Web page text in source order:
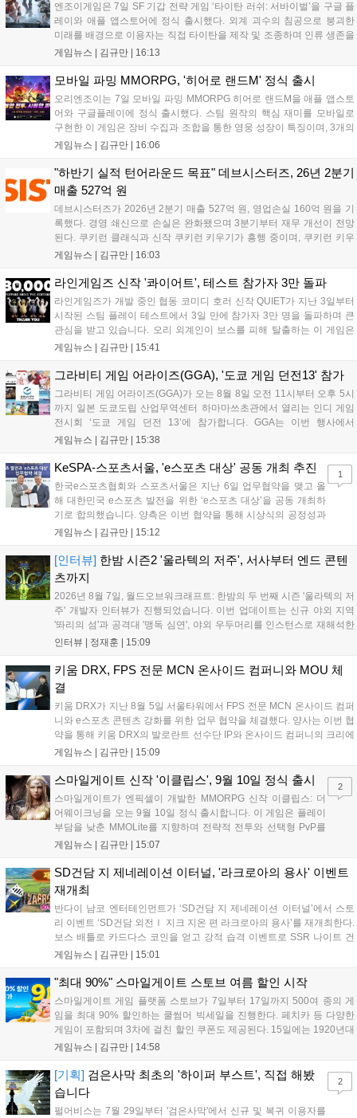
엔조이게임은 7일 SF 기갑 전략 게임 ‘타이탄 러쉬: 서바이벌’을 구글 플
레이와 애플 앱스토어에 정식 출시했다. 외계 괴수의 침공으로 붕괴한
미래를 배경으로 이용자는 직접 타이탄을 제작 및 조종하며 인류 생존을
위한 전투를 펼친다. 지휘관 모집, 피난처 운영, 연맹 협동 콘텐츠가 특징
지원 보상을 제공한다. 상세 내용은 공식 커뮤니티에서 확인 가능하다....
게임뉴스 | 김규만 16:13
모바일 파밍 MMORPG, '히어로 랜드M' 정식 출시
오리엔조이는 7일 모바일 파밍 MMORPG 히어로 랜드M을 애플 앱스토
어와 구글플레이에 정식 출시했다. 스팀 원작의 핵심 재미를 모바일로
구현한 이 게임은 장비 수집과 조합을 통한 영웅 성장이 특징이며, 3개의
무기 스킬을 활용한 전략적 전투와 길드전 등 다양한 콘텐츠를 제공한
혜택을 지급하며, 상세 내용은 공식 라운지에서 확인할 수 있다. 이용자
는 게임 접속 및 주요 콘텐츠 플레이를 통해 성장을 지원받을 수 있다....
게임뉴스 | 김규만 16:06
"하반기 실적 턴어라운드 목표" 데브시스터즈, 26년 2분기
매출 527억 원
데브시스터즈가 2026년 2분기 매출 527억 원, 영업손실 160억 원을 기
록했다. 경영 쇄신으로 손실은 완화됐으며 3분기부터 재무 개선이 전망
된다. 쿠키런 클래식과 신작 쿠키런 키우기가 흥행 중이며, 쿠키런 키우
기는 13일 첫 업데이트를 시작으로 2주 간격의 콘텐츠를 제공한다. 또한
이다. 회사는 비용 효율화와 신작 흥행을 통해 하반기 실적 턴어라운드
를 이끌 방침이다....
게임뉴스 | 김규만 16:03
라인게임즈 신작 '콰이어트', 테스트 참가자 3만 돌파
라인게임즈가 개발 중인 협동 코미디 호러 신작 QUIET가 지난 3일부터
시작된 스팀 플레이 테스트에서 3일 만에 참가자 3만 명을 돌파하며 큰
관심을 받고 있습니다. 오리 외계인이 보스를 피해 탈출하는 이 게임은
최대 4인 협동을 지원하며, 소음 관리와 물리 법칙을 활용한 전략적 플레
을 개선 중이며, 상세 정보는 스팀 페이지에서 확인 가능합니다....
게임뉴스 | 김규만 15:41
그라비티 게임 어라이즈(GGA), '도쿄 게임 던전13' 참가
그라비티 게임 어라이즈(GGA)가 오는 8월 8일 오전 11시부터 오후 5시
까지 일본 도쿄도립 산업무역센터 하마마쓰초관에서 열리는 인디 게임
전시회 ‘도쿄 게임 던전 13’에 참가합니다. GGA는 이번 행사에서
‘JALECO ARCADE COLLECTION’ 시리즈의 미공개 작품 12종을 최초
입니다. 시연 참여 관람객에게는 선착순으로 특별 굿즈를 증정하며, 인
디 게임 생태계 활성화와 신규 타이틀 반응 확인을 목표로 합니다....
게임뉴스 | 김규만 15:38
KeSPA-스포츠서울, 'e스포츠 대상' 공동 개최 추진
한국e스포츠협회와 스포츠서울은 지난 6일 업무협약을 맺고 올
해 대한민국 e스포츠 발전을 위한 ‘e스포츠 대상’을 공동 개최하
기로 합의했습니다. 양측은 이번 협약을 통해 시상식의 공정성과
전문성을 강화하고 MZ세대를 겨냥한 미디어 영향력을 확대해 e
김영만 회장은 10년 만에 재추진되는 이번 시상식이 e스포츠의
성과와 가치를 널리 알리는 권위 있는 행사가 되도록 노력하겠다
고 밝혔습니다....
게임뉴스 | 김규만 15:12
1
[인터뷰] 한밤 시즌2 '울라텍의 저주', 서사부터 엔드 콘텐
츠까지
2026년 8월 7일, 월드오브워크래프트: 한밤의 두 번째 시즌 '울라텍의 저
주' 개발자 인터뷰가 진행되었습니다. 이번 업데이트는 신규 야외 지역
'똬리의 섬'과 공격대 '맹독 심연', 야외 우두머리를 인스턴스로 재해석한
'소굴'을 포함합니다. 개발진은 하우징 시스템 개선 및 신화+ 던전 로테이
를 표했습니다....
인터뷰 | 정재훈 15:09
키움 DRX, FPS 전문 MCN 온사이드 컴퍼니와 MOU 체
결
키움 DRX가 지난 8월 5일 서울타워에서 FPS 전문 MCN 온사이드 컴퍼
니와 e스포츠 콘텐츠 강화를 위한 업무 협약을 체결했다. 양사는 이번 협
약을 통해 키움 DRX의 발로란트 선수단 IP와 온사이드 컴퍼니의 크리에
이터 네트워크를 결합하여 정규 및 특별 콘텐츠를 공동 기획한다. 또한
오프라인 연계 프로그램을 순차적으로 선보이며 e스포츠 생태계 확장에
나설 계획이다....
게임뉴스 | 김규만 15:09
스마일게이트 신작 '이클립스', 9월 10일 정식 출시
스마일게이트가 엔픽셀이 개발한 MMORPG 신작 이클립스: 더
어웨이크닝을 오는 9월 10일 정식 출시합니다. 이 게임은 플레이
부담을 낮춘 MMOLite를 지향하며 전략적 전투와 선택형 PvP를
특징으로 합니다. 현재 공식 홈페이지와 앱 마켓에서 사전등록을
니다. 또한 카카오톡 채널 추가 시 주차별 스페셜 쿠폰과 한정 스
킨, 경품 이벤트 등 풍성한 혜택을 마련해 이용자들의 기대를 모
으고 있습니다....
게임뉴스 | 김규만 15:07
2
SD건담 지 제네레이션 이터널, '라크로아의 용사' 이벤트
재개최
반다이 남코 엔터테인먼트가 ‘SD건담 지 제네레이션 이터널’에서 스토
리 이벤트 ‘SD건담 외전Ⅰ 지크 지온 편 라크로아의 용사’를 재개최한다.
보스 배틀로 카드다스 코인을 얻고 강적 습격 이벤트로 SSR 나이트 건
담을 획득할 수 있다. 로그인 보너스로 최대 다이아 3,000개를 지급하며,
원 증정한다. 또한 9월 30일까지 공식 유튜브에서 특별 프로그램을 시청
할 수 있다....
게임뉴스 | 김규만 15:01
"최대 90%" 스마일게이트 스토브 여름 할인 시작
스마일게이트 게임 플랫폼 스토브가 7일부터 17일까지 500여 종의 게
임을 최대 90% 할인하는 쿨썸머 빅세일을 진행한다. 페치카 등 다양한
게임이 포함되며 3차에 걸친 할인 쿠폰도 제공된다. 15일에는 1920년대
경성 배경의 신작 그날의 신문이 출시되며, 15일부터 17일까지는 국내
은 공식 페이지에서 확인 가능하다....
게임뉴스 | 김규만 14:58
[기획] 검은사막 최초의 '하이퍼 부스트', 직접 해봤
습니다
펄어비스는 7월 29일부터 '검은사막'에서 신규 및 복귀 이용자를
2